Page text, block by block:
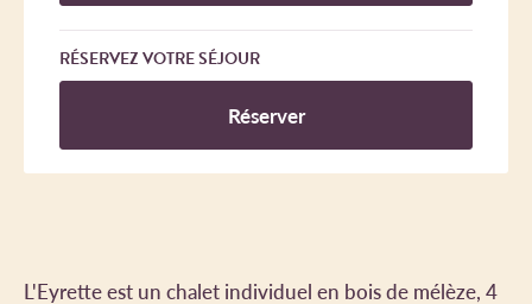
L'Eyrette est un chalet individuel en bois de mélèze, 4
RÉSERVEZ VOTRE SÉJOUR
Réserver